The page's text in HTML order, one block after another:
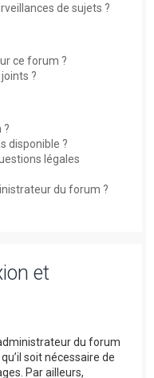
de sujets ?
ce forum ?
?
?
disponible ?
légales
du forum ?
et
du forum
soit nécessaire de
Par ailleurs,